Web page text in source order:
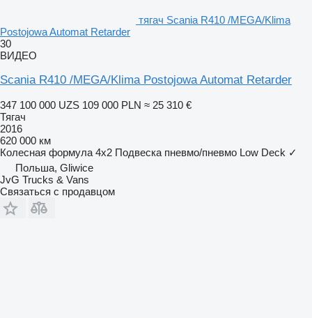
тягач Scania R410 /MEGA/Klima
Postojowa Automat Retarder
30
ВИДЕО
Scania R410 /MEGA/Klima Postojowa Automat Retarder
347 100 000 UZS 109 000 PLN ≈ 25 310 €
Тягач
2016
620 000 км
Колесная формула 4x2 Подвеска пневмо/пневмо Low Deck ✓
Польша, Gliwice
JvG Trucks & Vans
Связаться с продавцом